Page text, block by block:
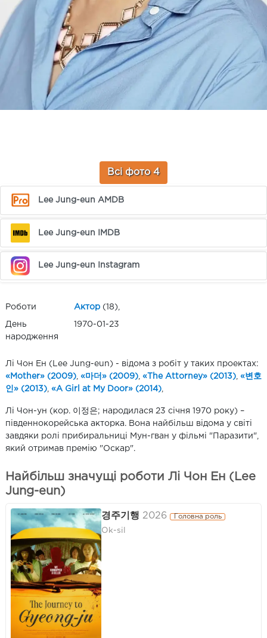
Всі фото 4
Lee Jung-eun AMDB
Lee Jung-eun IMDB
Lee Jung-eun Instagram
Роботи Актор (18),
День
народження
1970-01-23
Лі Чон Ен (Lee Jung-eun) - відома з робіт у таких проектах:
«Mother» (2009) «마더» (2009) «The Attorney» (2013) «변호
인» (2013) «A Girl at My Door» (2014)
Лі Чон-ун (кор. 이정은; народилася 23 січня 1970 року) –
південнокорейська акторка. Вона найбільш відома у світі
завдяки ролі прибиральниці Мун-гван у фільмі "Паразити",
який отримав премію "Оскар".
Найбільш значущі роботи Лі Чон Ен (Lee
Jung-eun)
경주기행 2026 Головна роль
Ok-sil